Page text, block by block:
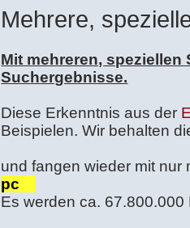
Mehrere,
Mit mehreren,
Suchergebnisse.
Diese Erkenntnis aus der
Beispielen. Wir behalten
und fangen wieder mit nur
pc
Es werden ca.